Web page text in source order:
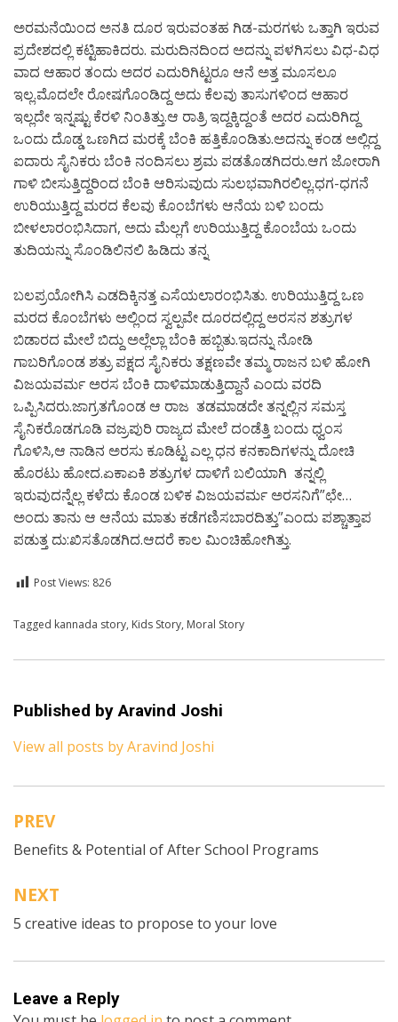
ಅರಮನೆಯಿಂದ ಅನತಿ ದೂರ ಇರುವಂತಹ ಗಿಡ-ಮರಗಳು ಒತ್ತಾಗಿ ಇರುವ
ಪ್ರದೇಶದಲ್ಲಿ ಕಟ್ಟಿಹಾಕಿದರು. ಮರುದಿನದಿಂದ ಅದನ್ನು ಪಳಗಿಸಲು ವಿಧ-ವಿಧ
ವಾದ ಆಹಾರ ತಂದು ಅದರ ಎದುರಿಗಿಟ್ಟರೂ ಆನೆ ಅತ್ತ ಮೂಸಲೂ
ಇಲ್ಲ.ಮೊದಲೇ ರೋಷಗೊಂಡಿದ್ದ ಅದು ಕೆಲವು ತಾಸುಗಳಿಂದ ಆಹಾರ
ಇಲ್ಲದೇ ಇನ್ನಷ್ಟು ಕೆರಳಿ ನಿಂತಿತ್ತು.ಆ ರಾತ್ರಿ ಇದ್ದಕ್ಕಿದ್ದಂತೆ ಅದರ ಎದುರಿಗಿದ್ದ
ಒಂದು ದೊಡ್ಡ ಒಣಗಿದ ಮರಕ್ಕೆ ಬೆಂಕಿ ಹತ್ತಿಕೊಂಡಿತು.ಅದನ್ನು ಕಂಡ ಅಲ್ಲಿದ್ದ
ಐದಾರು ಸೈನಿಕರು ಬೆಂಕಿ ನಂದಿಸಲು ಶ್ರಮ ಪಡತೊಡಗಿದರು.ಆಗ ಜೋರಾಗಿ
ಗಾಳಿ ಬೀಸುತ್ತಿದ್ದರಿಂದ ಬೆಂಕಿ ಆರಿಸುವುದು ಸುಲಭವಾಗಿರಲಿಲ್ಲ.ಧಗ-ಧಗನೆ
ಉರಿಯುತ್ತಿದ್ದ ಮರದ ಕೆಲವು ಕೊಂಬೆಗಳು ಆನೆಯ ಬಳಿ ಬಂದು
ಬೀಳಲಾರಂಭಿಸಿದಾಗ, ಅದು ಮೆಲ್ಲಗೆ ಉರಿಯುತ್ತಿದ್ದ ಕೊಂಬೆಯ ಒಂದು
ತುದಿಯನ್ನು ಸೊಂಡಿಲಿನಲಿ ಹಿಡಿದು ತನ್ನ
ಬಲಪ್ರಯೋಗಿಸಿ ಎಡದಿಕ್ಕಿನತ್ತ ಎಸೆಯಲಾರಂಭಿಸಿತು. ಉರಿಯುತ್ತಿದ್ದ ಒಣ
ಮರದ ಕೊಂಬೆಗಳು ಅಲ್ಲಿಂದ ಸ್ವಲ್ಪವೇ ದೂರದಲ್ಲಿದ್ದ ಅರಸನ ಶತ್ರುಗಳ
ಬಿಡಾರದ ಮೇಲೆ ಬಿದ್ದು ಅಲ್ಲೆಲ್ಲಾ ಬೆಂಕಿ ಹಬ್ಬಿತು.ಇದನ್ನು ನೋಡಿ
ಗಾಬರಿಗೊಂಡ ಶತ್ರು ಪಕ್ಷದ ಸೈನಿಕರು ತಕ್ಷಣವೇ ತಮ್ಮ ರಾಜನ ಬಳಿ ಹೋಗಿ
ವಿಜಯವರ್ಮ ಅರಸ ಬೆಂಕಿ ದಾಳಿಮಾಡುತ್ತಿದ್ದಾನೆ ಎಂದು ವರದಿ
ಒಪ್ಪಿಸಿದರು.ಜಾಗ್ರತಗೊಂಡ ಆ ರಾಜ ತಡಮಾಡದೇ ತನ್ನಲ್ಲಿನ ಸಮಸ್ತ
ಸೈನಿಕರೊಡಗೂಡಿ ವಜ್ರಪುರಿ ರಾಜ್ಯದ ಮೇಲೆ ದಂಡೆತ್ತಿ ಬಂದು ಧ್ವಂಸ
ಗೊಳಿಸಿ,ಆ ನಾಡಿನ ಅರಸು ಕೂಡಿಟ್ಟ ಎಲ್ಲ ಧನ ಕನಕಾದಿಗಳನ್ನು ದೋಚಿ
ಹೊರಟು ಹೋದ.ಏಕಾಏಕಿ ಶತ್ರುಗಳ ದಾಳಿಗೆ ಬಲಿಯಾಗಿ ತನ್ನಲ್ಲಿ
ಇರುವುದನ್ನೆಲ್ಲ ಕಳೆದು ಕೊಂಡ ಬಳಿಕ ವಿಜಯವರ್ಮ ಅರಸನಿಗೆ”ಛೇ…
ಅಂದು ತಾನು ಆ ಆನೆಯ ಮಾತು ಕಡೆಗಣಿಸಬಾರದಿತ್ತು”ಎಂದು ಪಶ್ಚಾತ್ತಾಪ
ಪಡುತ್ತ ದು:ಖಿಸತೊಡಗಿದ.ಆದರೆ ಕಾಲ ಮಿಂಚಿಹೋಗಿತ್ತು.
Post Views: 826
Posted inKannada,Kids Stories
Tagged kannada story, Kids Story, Moral Story
Published byAravind Joshi
View all posts by Aravind Joshi
Post
navigation
PREV
Benefits & Potential of After School Programs
NEXT
5 creative ideas to propose to your love
Leave a Reply